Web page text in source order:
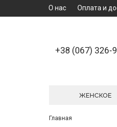
О нас Оплата и
+38 (067) 326-
ЖЕНСКОЕ
Главная